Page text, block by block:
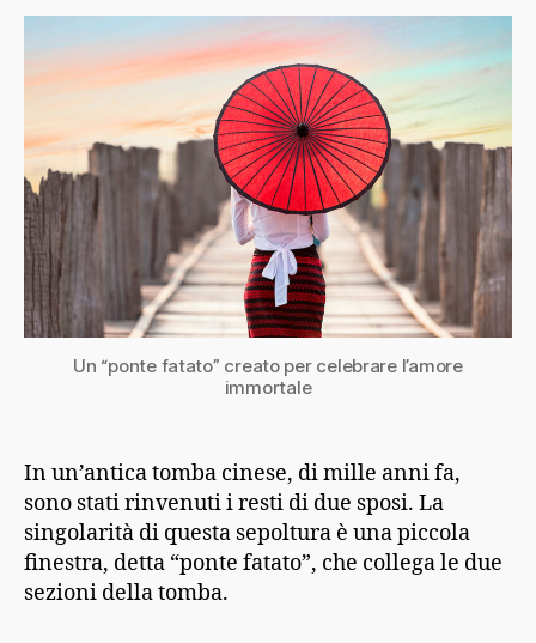
Un “ponte fatato” creato per celebrare l’amore
immortale
In un’antica tomba cinese, di mille anni fa,
sono stati rinvenuti i resti di due sposi. La
singolarità di questa sepoltura è una piccola
finestra, detta “ponte fatato”, che collega le due
sezioni della tomba.